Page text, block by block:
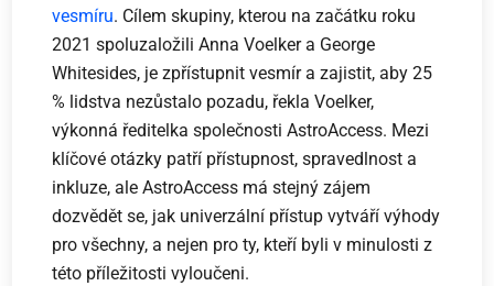
vesmíru. Cílem skupiny, kterou na začátku roku
2021 spoluzaložili Anna Voelker a George
Whitesides, je zpřístupnit vesmír a zajistit, aby 25
% lidstva nezůstalo pozadu, řekla Voelker,
výkonná ředitelka společnosti AstroAccess. Mezi
klíčové otázky patří přístupnost, spravedlnost a
inkluze, ale AstroAccess má stejný zájem
dozvědět se, jak univerzální přístup vytváří výhody
pro všechny, a nejen pro ty, kteří byli v minulosti z
této příležitosti vyloučeni.